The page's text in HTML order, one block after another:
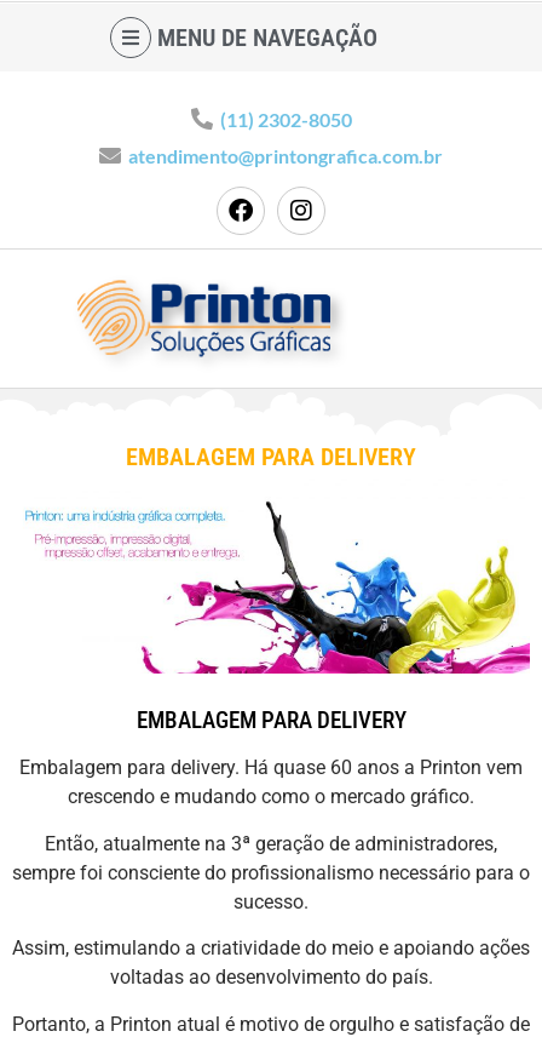
MENU DE NAVEGAÇÃO
(11) 2302-8050
atendimento@printongrafica.com.br
EMBALAGEM PARA DELIVERY
EMBALAGEM PARA DELIVERY
Embalagem para delivery. Há quase 60 anos a Printon vem
crescendo e mudando como o mercado gráfico.
Então, atualmente na 3ª geração de administradores,
sempre foi consciente do profissionalismo necessário para o
sucesso.
Assim, estimulando a criatividade do meio e apoiando ações
voltadas ao desenvolvimento do país.
Portanto, a Printon atual é motivo de orgulho e satisfação de